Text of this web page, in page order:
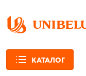
КАТАЛОГ